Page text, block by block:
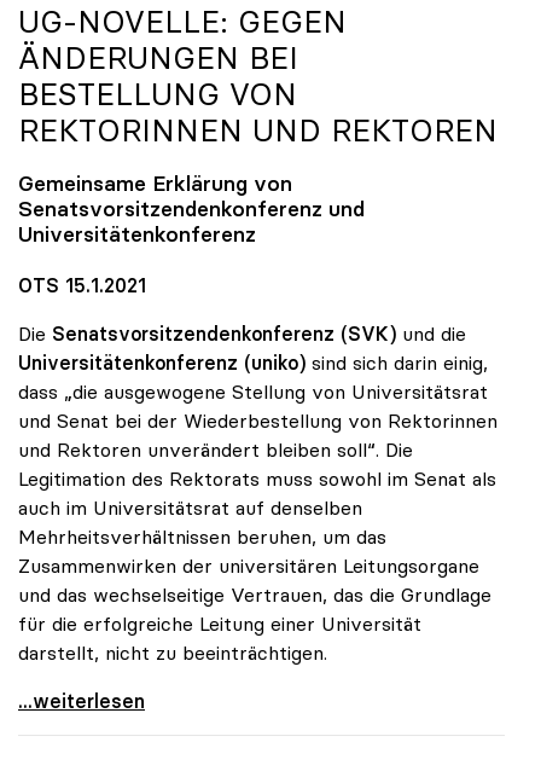
UG-NOVELLE: GEGEN
ÄNDERUNGEN BEI
BESTELLUNG VON
REKTORINNEN UND REKTOREN
Gemeinsame Erklärung von
Senatsvorsitzendenkonferenz und
Universitätenkonferenz
OTS 15.1.2021
Die Senatsvorsitzendenkonferenz (SVK) und die
Universitätenkonferenz (uniko) sind sich darin einig,
dass „die ausgewogene Stellung von Universitätsrat
und Senat bei der Wiederbestellung von Rektorinnen
und Rektoren unverändert bleiben soll“. Die
Legitimation des Rektorats muss sowohl im Senat als
auch im Universitätsrat auf denselben
Mehrheitsverhältnissen beruhen, um das
Zusammenwirken der universitären Leitungsorgane
und das wechselseitige Vertrauen, das die Grundlage
für die erfolgreiche Leitung einer Universität
darstellt, nicht zu beeinträchtigen.
UG-Novelle: Gegen Änderungen bei Bestellung von
...weiterlesen